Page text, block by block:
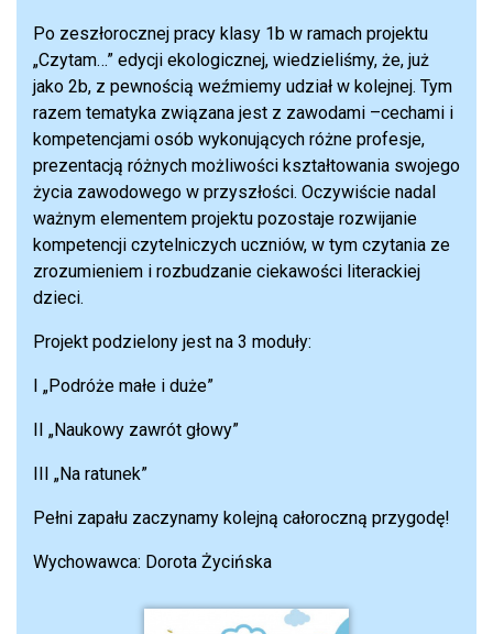
Po zeszłorocznej pracy klasy 1b w ramach projektu
„Czytam…” edycji ekologicznej, wiedzieliśmy, że, już
jako 2b, z pewnością weźmiemy udział w kolejnej. Tym
razem tematyka związana jest z zawodami –cechami i
kompetencjami osób wykonujących różne profesje,
prezentacją różnych możliwości kształtowania swojego
życia zawodowego w przyszłości. Oczywiście nadal
ważnym elementem projektu pozostaje rozwijanie
kompetencji czytelniczych uczniów, w tym czytania ze
zrozumieniem i rozbudzanie ciekawości literackiej
dzieci.
Projekt podzielony jest na 3 moduły:
I „Podróże małe i duże”
II „Naukowy zawrót głowy”
III „Na ratunek”
Pełni zapału zaczynamy kolejną całoroczną przygodę!
Wychowawca: Dorota Życińska